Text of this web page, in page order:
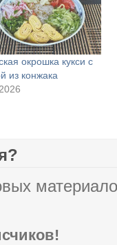
окрошка кукси с
из конжака